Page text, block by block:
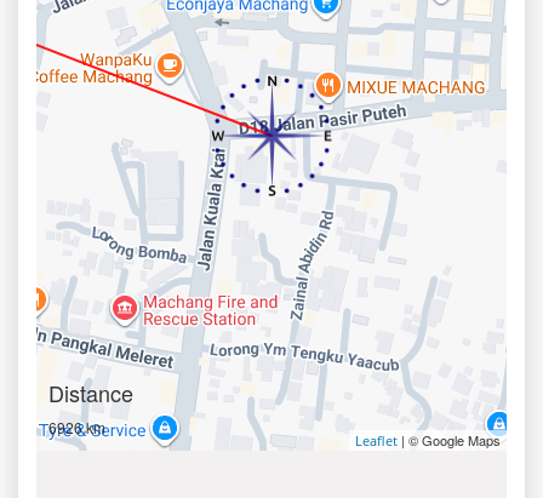
Distance
6926 km
Leaflet | © Google Maps